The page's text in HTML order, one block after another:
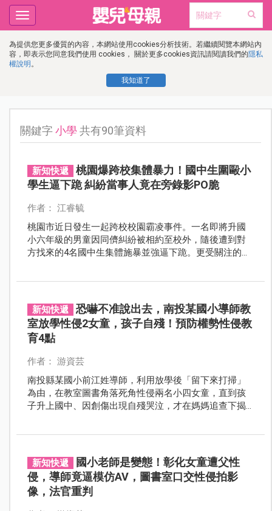
為提供您更多優質的內容，本網站使用cookies分析技術。若繼續閱覽本網站內
容，即表示您同意我們使用 cookies， 關於更多cookies資訊請閱讀我們的隱私
權說明 。
我知道了
Toggle
navigation
關鍵字小學 共有90筆資料
新知快遞
桃園爆跨校集體暴力！國中生圍毆小
學生逼下跪 糾紛當事人竟在旁錄影PO脆
作者： 江睿毓
桃園市近日發生一起跨校校園霸凌事件。一名即將升國
小六年級的男童因同儕糾紛被相約至校外，隨後遭到對
方找來的4名國中生集體施暴並強逼下跪。更受關注的
新知快遞
恐嚇不准說出去，南投某國小導師教
室放學性侵2女童，孩子自殘！預防權勢性侵教
育4點
作者： 游資芸
南投縣某國小前江姓導師，利用放學後「留下來打掃」
為由，在教室圖書角落死角性侵兩名小四女童，直到孩
子升上國中、因創傷出現自殘哭泣，才在媽媽追查下揭
新知快遞
國小老師是變態！彰化女童遭父性
侵，導師竟逼模仿AV，圖書室口交性侵拍影
像，法官重判